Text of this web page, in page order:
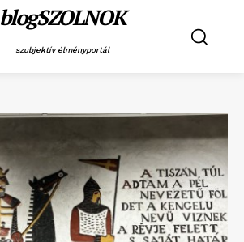
blogSZOLNOK
szubjektív élményportál